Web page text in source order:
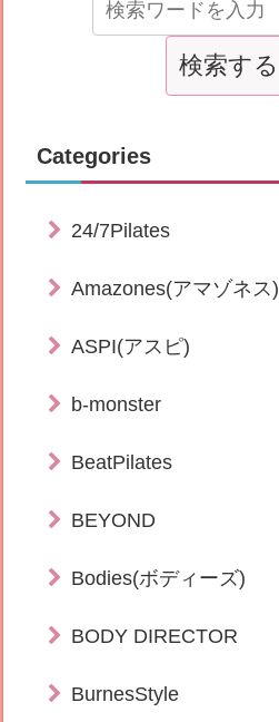
Categories
24/7Pilates
Amazones(アマゾネス)
ASPI(アスピ)
b-monster
BeatPilates
BEYOND
Bodies(ボディーズ)
BODY DIRECTOR
BurnesStyle